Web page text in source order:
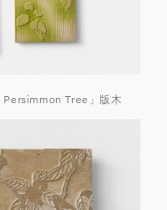
Tree」版木